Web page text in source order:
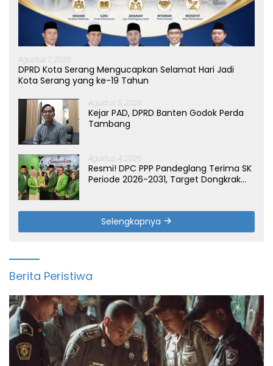
Agustus 7, 2026
DPRD Kota Serang Mengucapkan Selamat Hari Jadi
Kota Serang yang ke-19 Tahun
Agustus 5, 2026
Kejar PAD, DPRD Banten Godok Perda
Tambang
Agustus 4, 2026
Resmi! DPC PPP Pandeglang Terima SK
Periode 2026-2031, Target Dongkrak
Selengkapnya
Berita Peristiwa